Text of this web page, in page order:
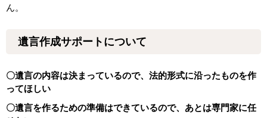
ん。
遺言作成サポートについて
〇遺言の内容は決まっているので、法的形式に沿ったものを作
ってほしい
〇遺言を作るための準備はできているので、あとは専門家に任